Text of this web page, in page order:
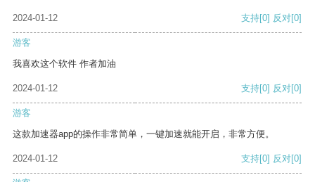
2024-01-12 支持[0] 反对[0]
游客
我喜欢这个软件 作者加油
2024-01-12 支持[0] 反对[0]
游客
这款加速器app的操作非常简单，一键加速就能开启，非常方便。
2024-01-12 支持[0] 反对[0]